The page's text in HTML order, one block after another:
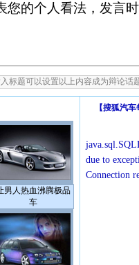
男人热血沸腾极品
车
【搜狐汽车
due to
Connection